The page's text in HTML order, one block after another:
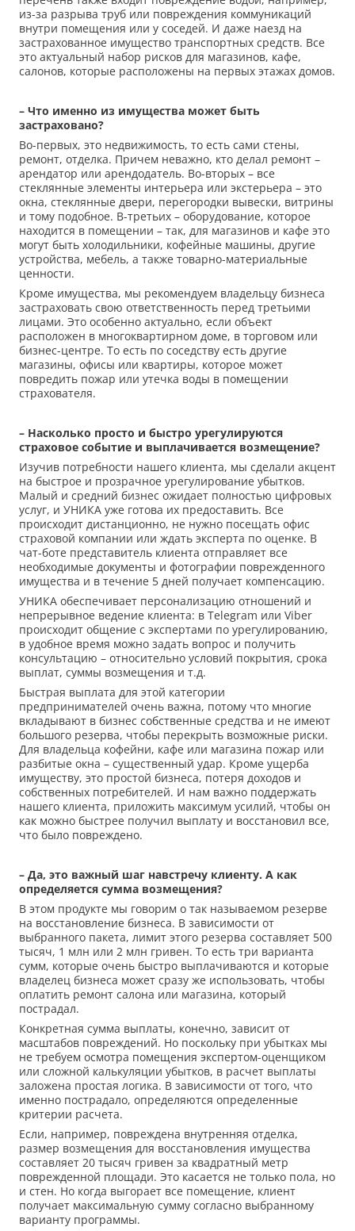
из-за разрыва труб или повреждения коммуникаций
внутри помещения или у соседей. И даже наезд на
застрахованное имущество транспортных средств. Все
это актуальный набор рисков для магазинов, кафе,
салонов, которые расположены на первых этажах домов.
– Что именно из имущества может быть
застраховано?
Во-первых, это недвижимость, то есть сами стены,
ремонт, отделка. Причем неважно, кто делал ремонт –
арендатор или арендодатель. Во-вторых – все
стеклянные элементы интерьера или экстерьера – это
окна, стеклянные двери, перегородки вывески, витрины
и тому подобное. В-третьих – оборудование, которое
находится в помещении – так, для магазинов и кафе это
могут быть холодильники, кофейные машины, другие
устройства, мебель, а также товарно-материальные
ценности.
Кроме имущества, мы рекомендуем владельцу бизнеса
застраховать свою ответственность перед третьими
лицами. Это особенно актуально, если объект
расположен в многоквартирном доме, в торговом или
бизнес-центре. То есть по соседству есть другие
магазины, офисы или квартиры, которое может
повредить пожар или утечка воды в помещении
страхователя.
– Насколько просто и быстро урегулируются
страховое событие и выплачивается возмещение?
Изучив потребности нашего клиента, мы сделали акцент
на быстрое и прозрачное урегулирование убытков.
Малый и средний бизнес ожидает полностью цифровых
услуг, и УНИКА уже готова их предоставить. Все
происходит дистанционно, не нужно посещать офис
страховой компании или ждать эксперта по оценке. В
чат-боте представитель клиента отправляет все
необходимые документы и фотографии поврежденного
имущества и в течение 5 дней получает компенсацию.
УНИКА обеспечивает персонализацию отношений и
непрерывное ведение клиента: в Telegram или Viber
происходит общение с экспертами по урегулированию,
в удобное время можно задать вопрос и получить
консультацию – относительно условий покрытия, срока
выплат, суммы возмещения и т.д.
Быстрая выплата для этой категории
предпринимателей очень важна, потому что многие
вкладывают в бизнес собственные средства и не имеют
большого резерва, чтобы перекрыть возможные риски.
Для владельца кофейни, кафе или магазина пожар или
разбитые окна – существенный удар. Кроме ущерба
имуществу, это простой бизнеса, потеря доходов и
собственных потребителей. И нам важно поддержать
нашего клиента, приложить максимум усилий, чтобы он
как можно быстрее получил выплату и восстановил все,
что было повреждено.
– Да, это важный шаг навстречу клиенту. А как
определяется сумма возмещения?
В этом продукте мы говорим о так называемом резерве
на восстановление бизнеса. В зависимости от
выбранного пакета, лимит этого резерва составляет 500
тысяч, 1 млн или 2 млн гривен. То есть три варианта
сумм, которые очень быстро выплачиваются и которые
владелец бизнеса может сразу же использовать, чтобы
оплатить ремонт салона или магазина, который
пострадал.
Конкретная сумма выплаты, конечно, зависит от
масштабов повреждений. Но поскольку при убытках мы
не требуем осмотра помещения экспертом-оценщиком
или сложной калькуляции убытков, в расчет выплаты
заложена простая логика. В зависимости от того, что
именно пострадало, определяются определенные
критерии расчета.
Если, например, повреждена внутренняя отделка,
размер возмещения для восстановления имущества
составляет 20 тысяч гривен за квадратный метр
поврежденной площади. Это касается не только пола, но
и стен. Но когда выгорает все помещение, клиент
получает максимальную сумму согласно выбранному
варианту программы.